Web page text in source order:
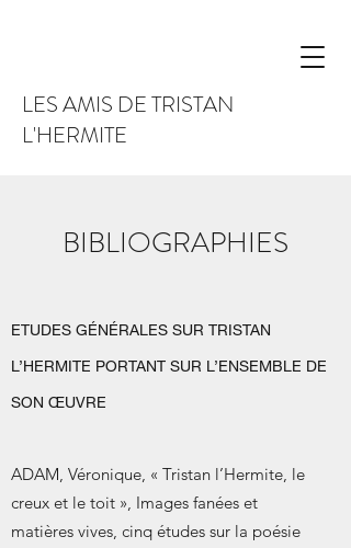
LES AMIS DE TRISTAN
L'HERMITE
BIBLIOGRAPHIES
ETUDES GÉNÉRALES SUR TRISTAN
L’HERMITE PORTANT SUR L’ENSEMBLE DE
SON ŒUVRE
ADAM, Véronique, « Tristan l’Hermite, le
creux et le toit », Images fanées et
matières vives, cinq études sur la poésie